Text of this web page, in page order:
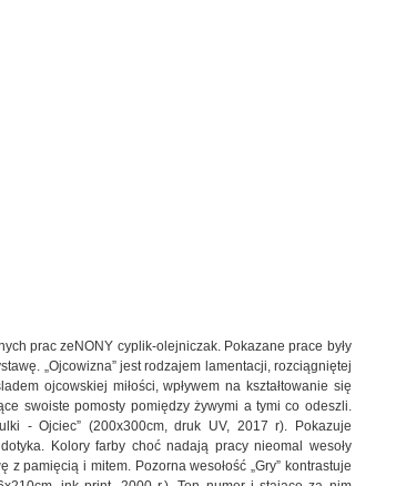
prac zeNONY cyplik-olejniczak. Pokazane prace były
„Ojcowizna” jest rodzajem lamentacji, rozciągniętej
ojcowskiej miłości, wpływem na kształtowanie się
swoiste pomosty pomiędzy żywymi a tymi co odeszli.
- Ojciec” (200x300cm, druk UV, 2017 r). Pokazuje
Kolory farby choć nadają pracy nieomal wesoły
pamięcią i mitem. Pozorna wesołość „Gry” kontrastuje